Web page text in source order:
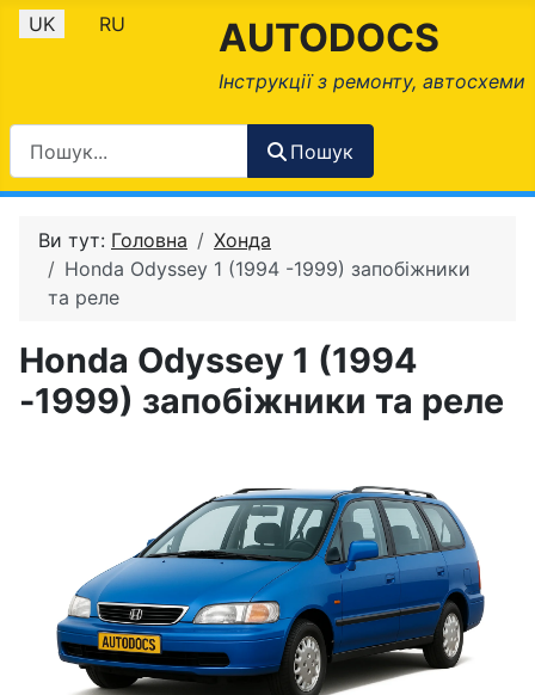
Оберіть свою мову
UK RU AUTODOCS
Інструкції з ремонту, автосхеми
Пошук
Ви тут: Головна
Хонда
Honda Odyssey 1 (1994 -1999) запобіжники
та реле
Honda Odyssey 1 (1994
-1999) запобіжники та реле